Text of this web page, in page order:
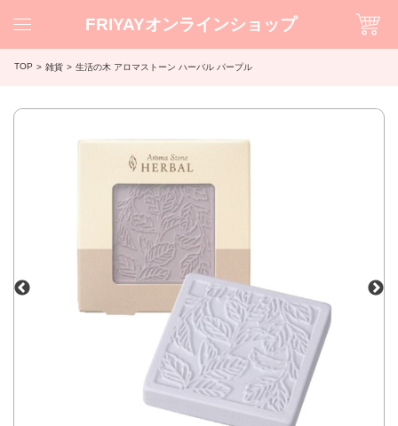
FRIYAYオンラインショップ
TOP 雑貨 生活の木 アロマストーン ハーバル パープル